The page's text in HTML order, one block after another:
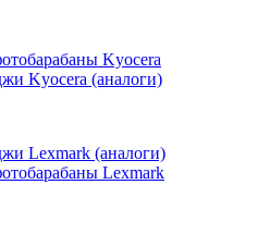
Kyocera
Kyocera (аналоги)
Lexmark (аналоги)
Lexmark